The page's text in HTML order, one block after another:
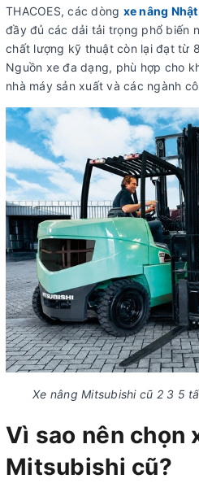
THACOES, các dòng xe nâng
đầy đủ các dải tải trọng phổ biến
chất lượng kỹ thuật còn lại đạt từ
Nguồn xe đa dạng, phù hợp cho
nhà máy sản xuất và các ngành
Xe nâng Mitsubishi cũ 2 3 5
Vì sao nên chọn
Mitsubishi cũ?